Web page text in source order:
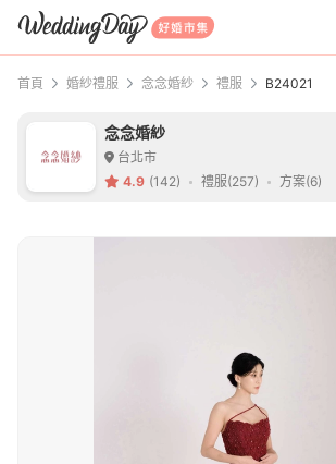
WeddingDay 好婚市集
首頁 婚紗禮服 念念婚紗 禮服 B24021
念念婚紗
台北市
4.9 (142) 禮服(257) 方案(6)